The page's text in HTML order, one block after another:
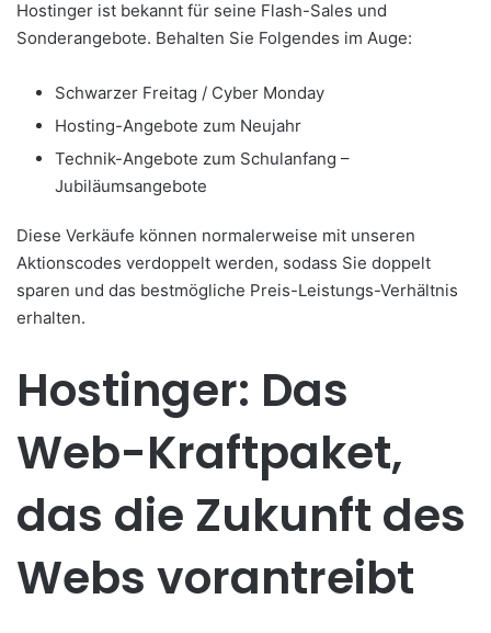
Hostinger ist bekannt für seine Flash-Sales und
Sonderangebote. Behalten Sie Folgendes im Auge:
Schwarzer Freitag / Cyber Monday
Hosting-Angebote zum Neujahr
Technik-Angebote zum Schulanfang –
Jubiläumsangebote
Diese Verkäufe können normalerweise mit unseren
Aktionscodes verdoppelt werden, sodass Sie doppelt
sparen und das bestmögliche Preis-Leistungs-Verhältnis
erhalten.
Hostinger: Das
Web-Kraftpaket,
das die Zukunft des
Webs vorantreibt